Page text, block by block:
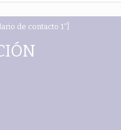
de contacto 1″]